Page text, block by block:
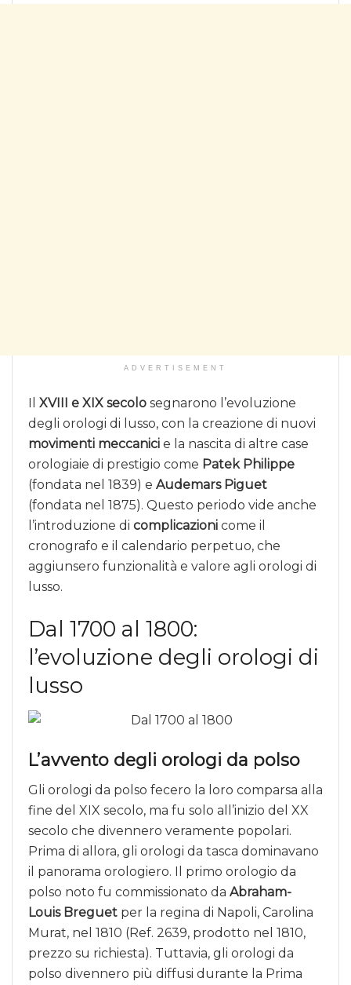
ADVERTISEMENT
Il XVIII e XIX secolo segnarono l’evoluzione
degli orologi di lusso, con la creazione di nuovi
movimenti meccanici e la nascita di altre case
orologiaie di prestigio come Patek Philippe
(fondata nel 1839) e Audemars Piguet
(fondata nel 1875). Questo periodo vide anche
l’introduzione di complicazioni come il
cronografo e il calendario perpetuo, che
aggiunsero funzionalità e valore agli orologi di
lusso.
Dal 1700 al 1800:
l’evoluzione degli orologi di
lusso
L’avvento degli orologi da polso
Gli orologi da polso fecero la loro comparsa alla
fine del XIX secolo, ma fu solo all’inizio del XX
secolo che divennero veramente popolari.
Prima di allora, gli orologi da tasca dominavano
il panorama orologiero. Il primo orologio da
polso noto fu commissionato da Abraham-
Louis Breguet per la regina di Napoli, Carolina
Murat, nel 1810 (Ref. 2639, prodotto nel 1810,
prezzo su richiesta). Tuttavia, gli orologi da
polso divennero più diffusi durante la Prima